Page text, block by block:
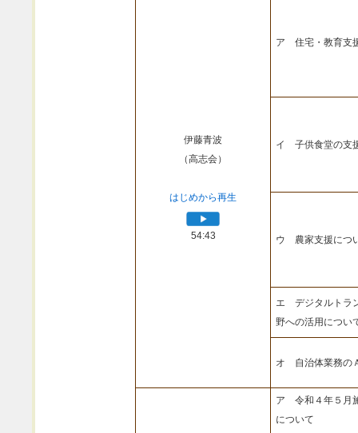
伊藤青波
（高志会）
はじめから再生
54:43
ア 住宅・教育支
イ 子供食堂の支
ウ 農家支援につ
エ デジタルトラ
野への活用につい
オ 自治体業務の
ア 令和４年５月
について